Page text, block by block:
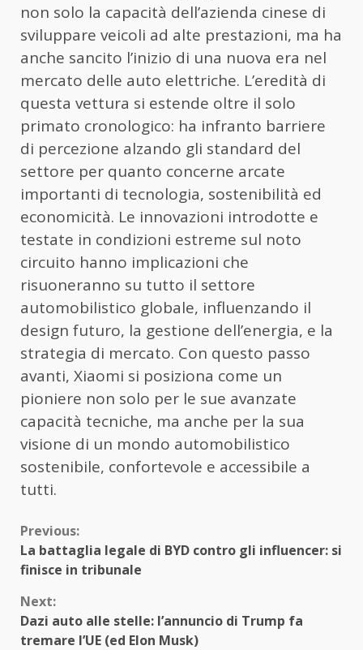
non solo la capacità dell’azienda cinese di
sviluppare veicoli ad alte prestazioni, ma ha
anche sancito l’inizio di una nuova era nel
mercato delle auto elettriche. L’eredità di
questa vettura si estende oltre il solo
primato cronologico: ha infranto barriere
di percezione alzando gli standard del
settore per quanto concerne arcate
importanti di tecnologia, sostenibilità ed
economicità. Le innovazioni introdotte e
testate in condizioni estreme sul noto
circuito hanno implicazioni che
risuoneranno su tutto il settore
automobilistico globale, influenzando il
design futuro, la gestione dell’energia, e la
strategia di mercato. Con questo passo
avanti, Xiaomi si posiziona come un
pioniere non solo per le sue avanzate
capacità tecniche, ma anche per la sua
visione di un mondo automobilistico
sostenibile, confortevole e accessibile a
tutti.
Continue
Reading
Previous:
La battaglia legale di BYD contro gli influencer: si
finisce in tribunale
Next:
Dazi auto alle stelle: l’annuncio di Trump fa
tremare l’UE (ed Elon Musk)